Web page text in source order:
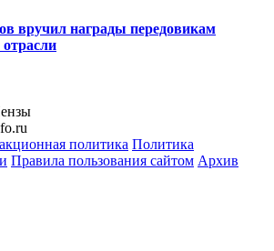
вручил награды передовикам
отрасли
политика Политика
Правила пользования сайтом Архив